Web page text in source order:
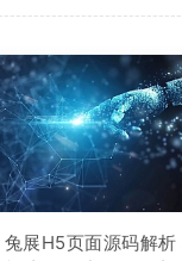
兔展H5页面源码解析